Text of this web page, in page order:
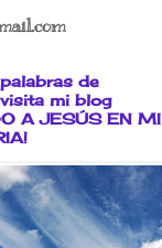
de
mi blog
A JESÚS EN MI